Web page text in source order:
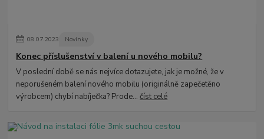
08.07.2023 Novinky
Konec příslušenství v balení u nového mobilu?
V poslední době se nás nejvíce dotazujete, jak je možné, že v
neporušeném balení nového mobilu (originálně zapečetěno
výrobcem) chybí nabíječka? Prode...číst celé